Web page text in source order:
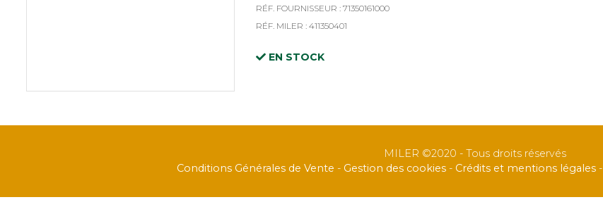
RÉF. FOURNISSEUR : 71350161000
RÉF. MILER : 411350401
EN STOCK
MILER ©2020 - Tous droits réservés
Conditions Générales de Vente - Gestion des cookies - Crédits et mentions légales -